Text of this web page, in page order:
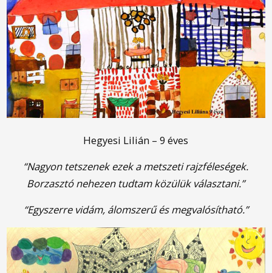
Hegyesi Lilián – 9 éves
“Nagyon tetszenek ezek a metszeti rajzféleségek.
Borzasztó nehezen tudtam közülük választani.”
“Egyszerre vidám, álomszerű és megvalósítható.”